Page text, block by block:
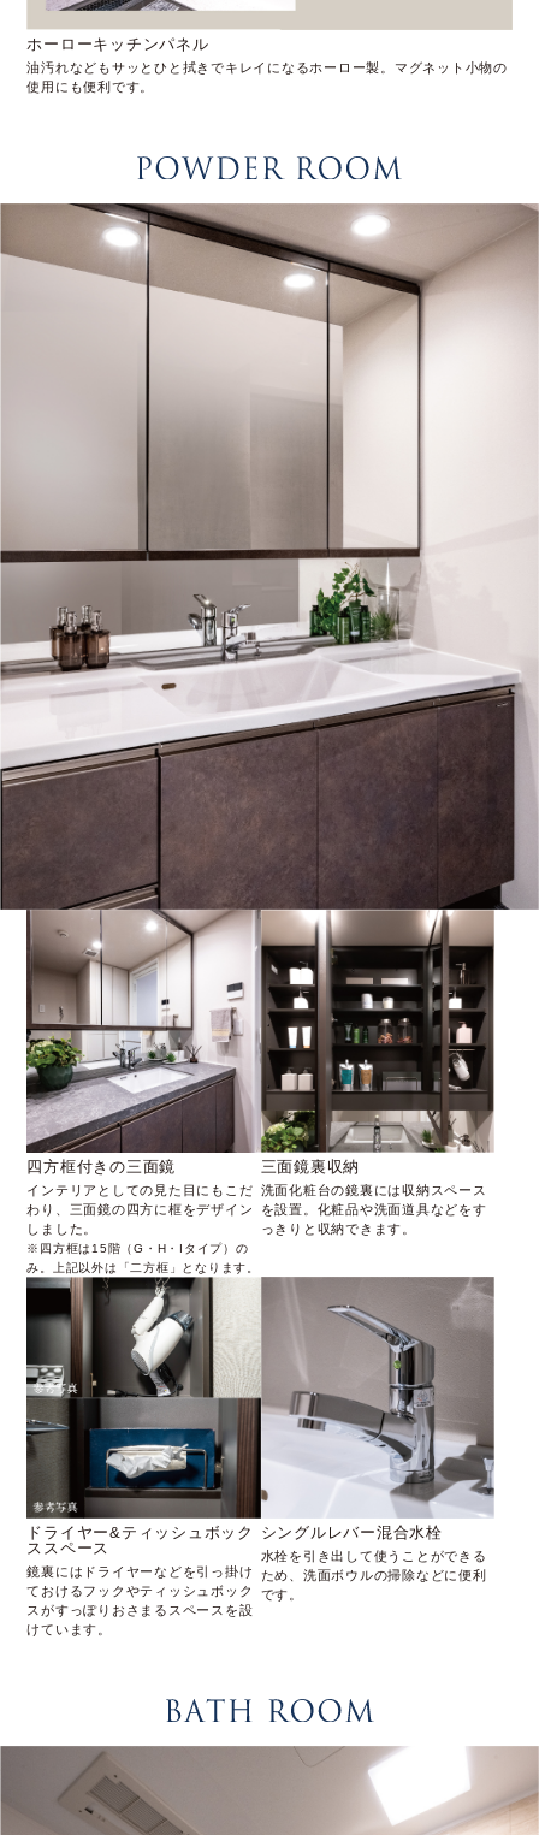
ホーローキッチンパネル
油汚れなどもサッとひと拭きでキレイになるホーロー製。マグネット小物の
使用にも便利です。
四方框付きの三面鏡
インテリアとしての見た目にもこだ
わり、三面鏡の四方に框をデザイン
しました。
※四方框は15階（G・H・Iタイプ）の
み。上記以外は「二方框」となります。
三面鏡裏収納
洗面化粧台の鏡裏には収納スペース
を設置。化粧品や洗面道具などをす
っきりと収納できます。
ドライヤー&ティッシュボック
ススペース
鏡裏にはドライヤーなどを引っ掛け
ておけるフックやティッシュボック
スがすっぽりおさまるスペースを設
けています。
シングルレバー混合水栓
水栓を引き出して使うことができる
ため、洗面ボウルの掃除などに便利
です。